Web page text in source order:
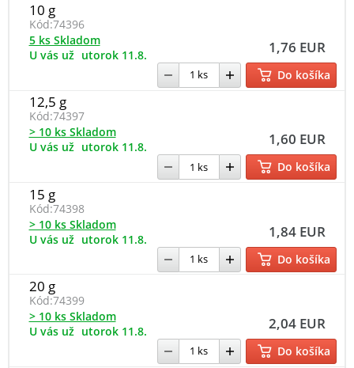
10 g
Kód:74396
1,76 EUR
5 ks Skladom
U vás už utorok 11.8.
Do košíka
12,5 g
Kód:74397
1,60 EUR
> 10 ks Skladom
U vás už utorok 11.8.
Do košíka
15 g
Kód:74398
1,84 EUR
> 10 ks Skladom
U vás už utorok 11.8.
Do košíka
20 g
Kód:74399
2,04 EUR
> 10 ks Skladom
U vás už utorok 11.8.
Do košíka